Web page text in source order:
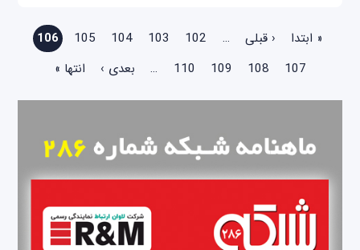
صفحه‌ها
« ابتدا ‹ قبلی …
102
103
104
105
106
107
108
109
110
… بعدی › انتها »